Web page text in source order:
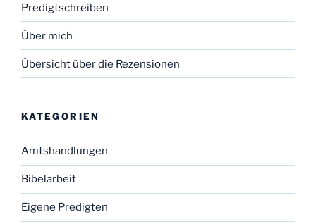
Predigtschreiben
Über mich
Übersicht über die Rezensionen
KATEGORIEN
Amtshandlungen
Bibelarbeit
Eigene Predigten